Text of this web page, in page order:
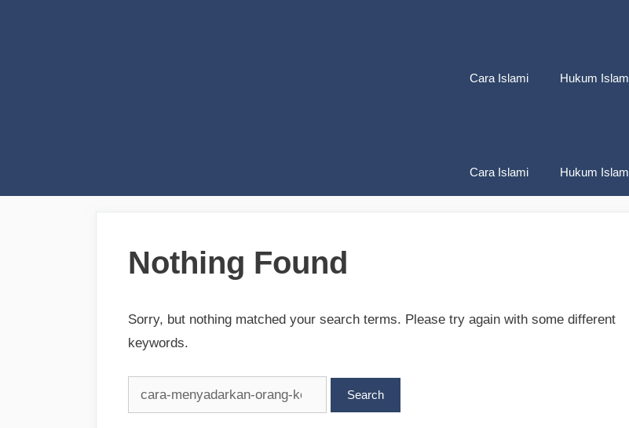
Cara Islami Hukum Islam
Cara Islami Hukum Islam
Nothing Found
Sorry, but nothing matched your search terms. Please try again with some different
keywords.
for: